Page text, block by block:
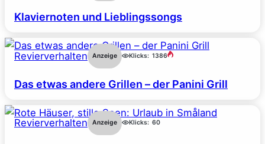
Klaviernoten und Lieblingssongs
Revierverhalten Anzeige Klicks: 1386
Das etwas andere Grillen – der Panini Grill
Revierverhalten Anzeige Klicks: 60